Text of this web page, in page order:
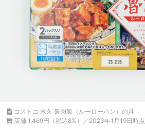
コストコ 米久 魯肉飯（ルーローハン）の具
店舗 1,469円（税込8%）／2023年1月19日時点